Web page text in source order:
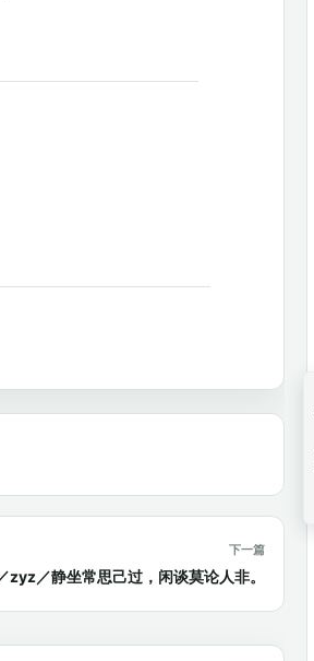
下一篇
zyz／静坐常思己过，闲谈莫论人非。